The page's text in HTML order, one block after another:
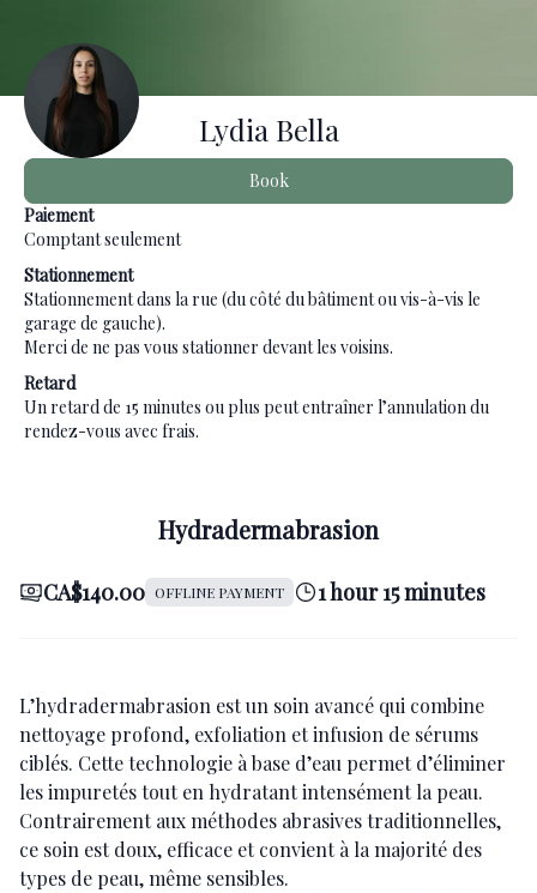
Lydia Bella
Book
Paiement
Comptant seulement
Stationnement
Stationnement dans la rue (du côté du bâtiment ou vis-à-vis le
garage de gauche).
Merci de ne pas vous stationner devant les voisins.
Retard
Un retard de 15 minutes ou plus peut entraîner l’annulation du
rendez-vous avec frais.
Hydradermabrasion
CA$140.00 OFFLINE PAYMENT 1 hour 15 minutes
L’hydradermabrasion est un soin avancé qui combine
nettoyage profond, exfoliation et infusion de sérums
ciblés. Cette technologie à base d’eau permet d’éliminer
les impuretés tout en hydratant intensément la peau.
Contrairement aux méthodes abrasives traditionnelles,
ce soin est doux, efficace et convient à la majorité des
types de peau, même sensibles.